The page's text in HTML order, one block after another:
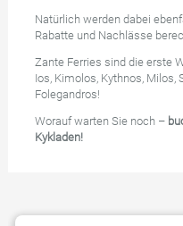
Natürlich werden dabei
Rabatte und Nachlässe
Zante Ferries sind die erste
Ios, Kimolos, Kythnos, Milos,
Folegandros!
Worauf warten Sie noch –
Kykladen!